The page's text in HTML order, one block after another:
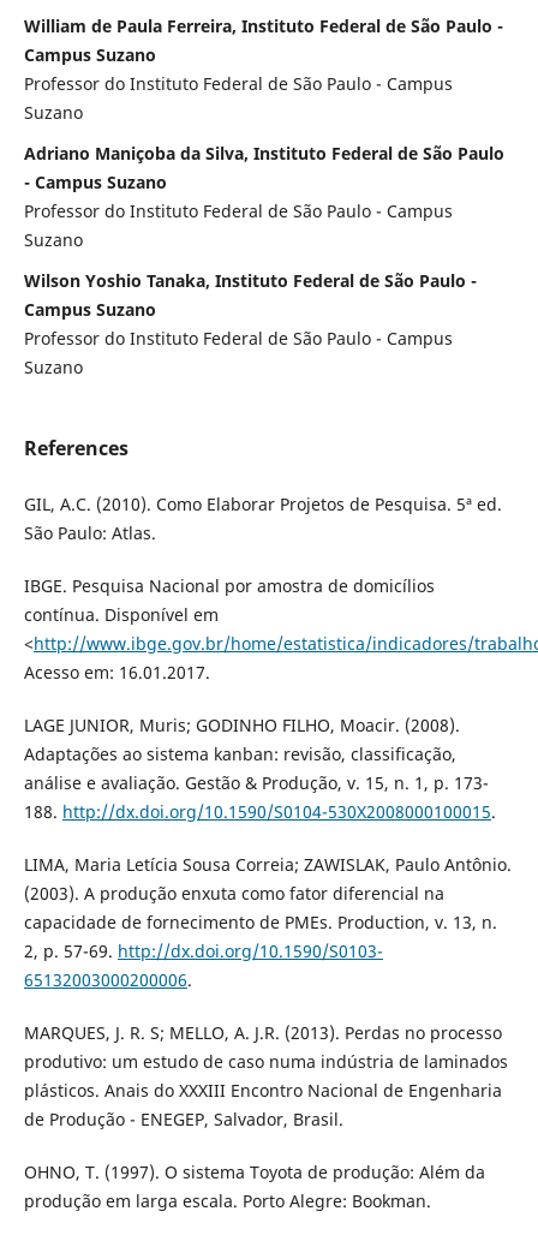
William de Paula Ferreira, Instituto Federal de São Paulo -
Campus Suzano
Professor do Instituto Federal de São Paulo - Campus
Suzano
Adriano Maniçoba da Silva, Instituto Federal de São Paulo
- Campus Suzano
Professor do Instituto Federal de São Paulo - Campus
Suzano
Wilson Yoshio Tanaka, Instituto Federal de São Paulo -
Campus Suzano
Professor do Instituto Federal de São Paulo - Campus
Suzano
References
GIL, A.C. (2010). Como Elaborar Projetos de Pesquisa. 5ª ed.
São Paulo: Atlas.
IBGE. Pesquisa Nacional por amostra de domicílios
contínua. Disponível em
<http://www.ibge.gov.br/home/estatistica/indicadores/
Acesso em: 16.01.2017.
LAGE JUNIOR, Muris; GODINHO FILHO, Moacir. (2008).
Adaptações ao sistema kanban: revisão, classificação,
análise e avaliação. Gestão & Produção, v. 15, n. 1, p. 173-
188. http://dx.doi.org/10.1590/S0104-530X2008000100015.
LIMA, Maria Letícia Sousa Correia; ZAWISLAK, Paulo Antônio.
(2003). A produção enxuta como fator diferencial na
capacidade de fornecimento de PMEs. Production, v. 13, n.
2, p. 57-69. http://dx.doi.org/10.1590/S0103-
65132003000200006.
MARQUES, J. R. S; MELLO, A. J.R. (2013). Perdas no processo
produtivo: um estudo de caso numa indústria de laminados
plásticos. Anais do XXXIII Encontro Nacional de Engenharia
de Produção - ENEGEP, Salvador, Brasil.
OHNO, T. (1997). O sistema Toyota de produção: Além da
produção em larga escala. Porto Alegre: Bookman.